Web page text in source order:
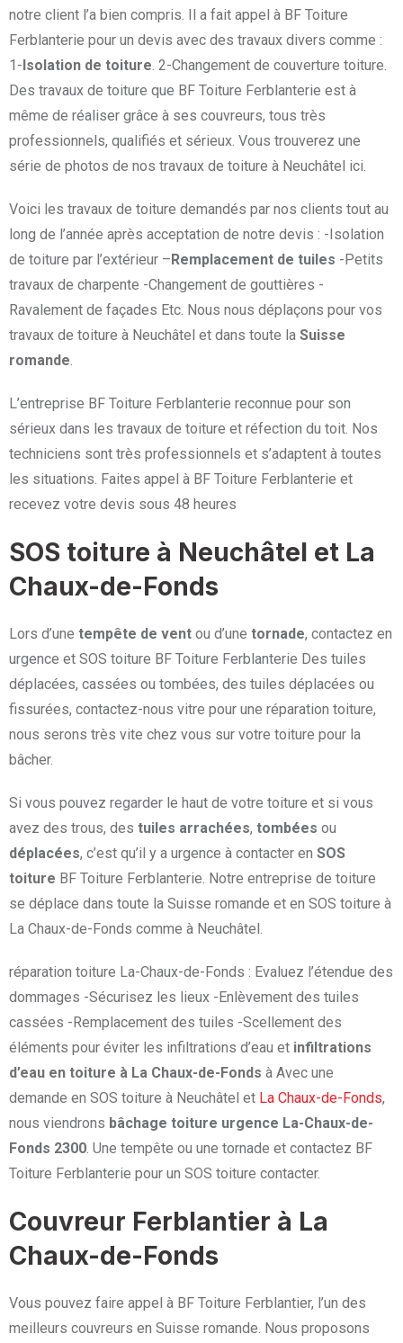
notre client l’a bien compris. Il a fait appel à BF Toiture
Ferblanterie pour un devis avec des travaux divers comme :
1-Isolation de toiture. 2-Changement de couverture toiture.
Des travaux de toiture que BF Toiture Ferblanterie est à
même de réaliser grâce à ses couvreurs, tous très
professionnels, qualifiés et sérieux. Vous trouverez une
série de photos de nos travaux de toiture à Neuchâtel ici.
Voici les travaux de toiture demandés par nos clients tout au
long de l’année après acceptation de notre devis : -Isolation
de toiture par l’extérieur –Remplacement de tuiles -Petits
travaux de charpente -Changement de gouttières -
Ravalement de façades Etc. Nous nous déplaçons pour vos
travaux de toiture à Neuchâtel et dans toute la Suisse
romande.
L’entreprise BF Toiture Ferblanterie reconnue pour son
sérieux dans les travaux de toiture et réfection du toit. Nos
techniciens sont très professionnels et s’adaptent à toutes
les situations. Faites appel à BF Toiture Ferblanterie et
recevez votre devis sous 48 heures
SOS toiture à Neuchâtel et La
Chaux-de-Fonds
Lors d’une tempête de vent ou d’une tornade, contactez en
urgence et SOS toiture BF Toiture Ferblanterie Des tuiles
déplacées, cassées ou tombées, des tuiles déplacées ou
fissurées, contactez-nous vitre pour une réparation toiture,
nous serons très vite chez vous sur votre toiture pour la
bâcher.
Si vous pouvez regarder le haut de votre toiture et si vous
avez des trous, des tuiles arrachées, tombées ou
déplacées, c’est qu’il y a urgence à contacter en SOS
toiture BF Toiture Ferblanterie. Notre entreprise de toiture
se déplace dans toute la Suisse romande et en SOS toiture à
La Chaux-de-Fonds comme à Neuchâtel.
réparation toiture La-Chaux-de-Fonds : Evaluez l’étendue des
dommages -Sécurisez les lieux -Enlèvement des tuiles
cassées -Remplacement des tuiles -Scellement des
éléments pour éviter les infiltrations d’eau et infiltrations
d’eau en toiture à La Chaux-de-Fonds à Avec une
demande en SOS toiture à Neuchâtel et La Chaux-de-Fonds,
nous viendrons bâchage toiture urgence La-Chaux-de-
Fonds 2300. Une tempête ou une tornade et contactez BF
Toiture Ferblanterie pour un SOS toiture contacter.
Couvreur Ferblantier à La
Chaux-de-Fonds
Vous pouvez faire appel à BF Toiture Ferblantier, l’un des
meilleurs couvreurs en Suisse romande. Nous proposons